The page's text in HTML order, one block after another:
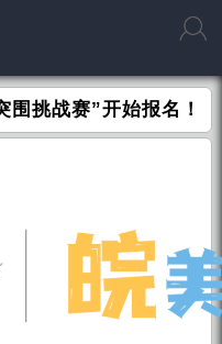
挑战赛”开始报名！